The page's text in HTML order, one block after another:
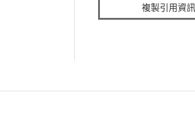
複製引用資訊